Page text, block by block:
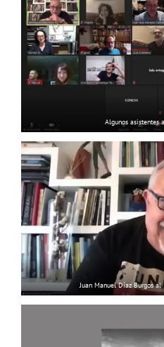
Algunos asistentes
Juan Manuel Díaz Burgos